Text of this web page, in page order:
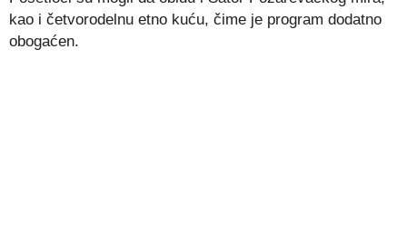
kao i četvorodelnu etno kuću, čime je program dodatno
obogaćen.